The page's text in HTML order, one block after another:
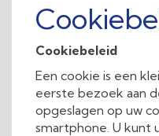
Cookiebeleid
Een cookie is een
eerste bezoek aan
opgeslagen op uw
smartphone. U kunt